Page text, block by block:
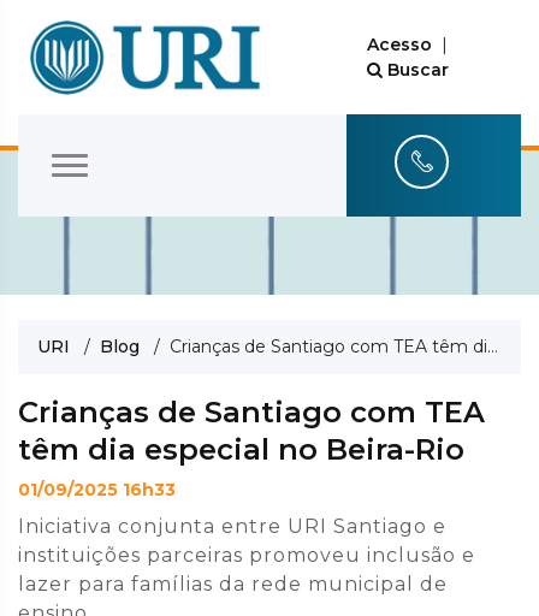
Acesso |
Buscar
URI / Blog / Crianças de Santiago com TEA têm dia especial no Beira-Rio
Crianças de Santiago com TEA
têm dia especial no Beira-Rio
01/09/2025 16h33
Iniciativa conjunta entre URI Santiago e
instituições parceiras promoveu inclusão e
lazer para famílias da rede municipal de